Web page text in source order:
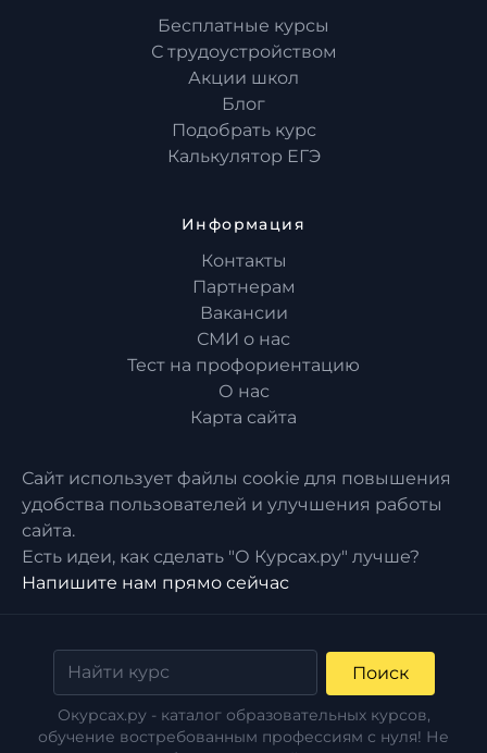
Бесплатные курсы
С трудоустройством
Акции школ
Блог
Подобрать курс
Калькулятор ЕГЭ
Информация
Контакты
Партнерам
Вакансии
СМИ о нас
Тест на профориентацию
О нас
Карта сайта
Сайт использует файлы cookie для повышения
удобства пользователей и улучшения работы
сайта.
Есть идеи, как сделать "О Курсах.ру" лучше?
Напишите нам прямо сейчас
Поиск
Окурсах.ру - каталог образовательных курсов,
обучение востребованным профессиям с нуля! Не